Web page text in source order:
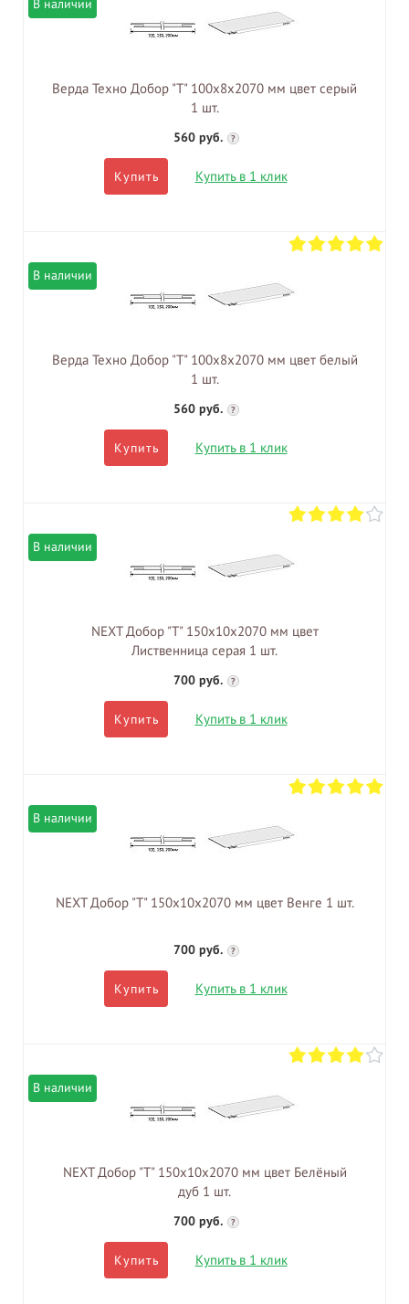
В наличии
Верда Техно Добор "Т" 100х8х2070 мм цвет серый
1 шт.
560 руб. ?
Купить Купить в 1 клик
В наличии
Верда Техно Добор "Т" 100х8х2070 мм цвет белый
1 шт.
560 руб. ?
Купить Купить в 1 клик
В наличии
NEXT Добор "Т" 150х10х2070 мм цвет
Лиственница серая 1 шт.
700 руб. ?
Купить Купить в 1 клик
В наличии
NEXT Добор "Т" 150х10х2070 мм цвет Венге 1 шт.
700 руб. ?
Купить Купить в 1 клик
В наличии
NEXT Добор "Т" 150х10х2070 мм цвет Белёный
дуб 1 шт.
700 руб. ?
Купить Купить в 1 клик